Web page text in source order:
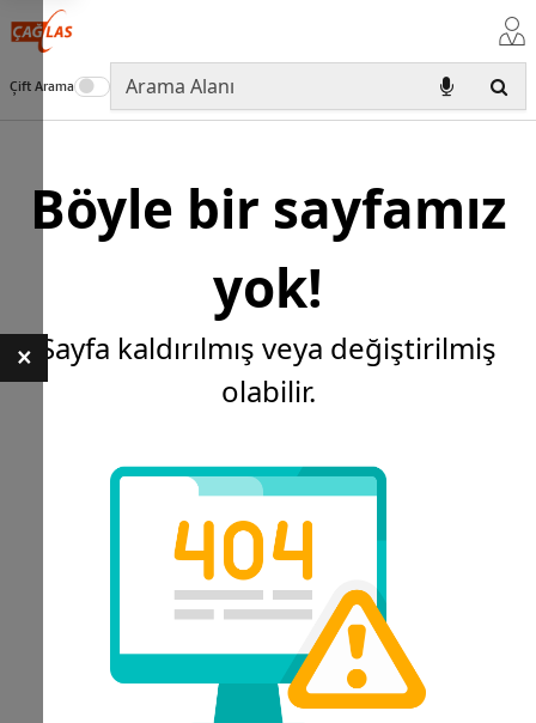
Çift Arama
Böyle bir sayfamız
yok!
Sayfa kaldırılmış veya değiştirilmiş
olabilir.
×